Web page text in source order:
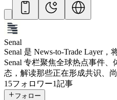
Senal
Senal 是 News-to-Trade Layer
Senal 专栏聚焦全球热点事件
态，解读那些正在形成共识、
15フォロワー1記事
フォロー